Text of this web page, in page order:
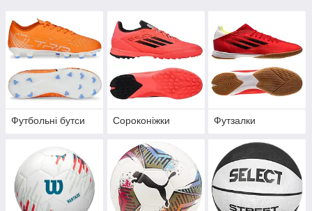
Футбольні бутси Сороконіжки Футзалки